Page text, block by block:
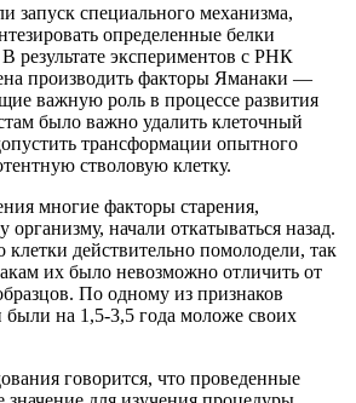
запуск специального механизма,
определенные белки
результате экспериментов с РНК
производить факторы Яманаки —
важную роль в процессе развития
было важно удалить клеточный
трансформации опытного
стволовую клетку.
многие факторы старения,
начали откатываться назад.
действительно помолодели, так
их было невозможно отличить от
По одному из признаков
были на 1,5-3,5 года моложе своих
говорится, что проведенные